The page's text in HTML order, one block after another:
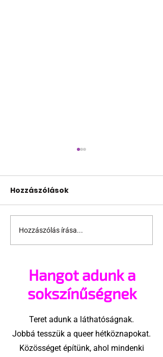
Transzvesztitákat
láttak egy budapesti
Hozzászólások
Hozzászólás írása...
Hangot adunk a
sokszínűségnek
Teret adunk a láthatóságnak.
Jobbá tesszük a queer hétköznapokat.
Közösséget építünk, ahol mindenki